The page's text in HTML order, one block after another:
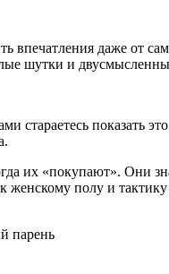
впечатления даже от
шутки и
стараетесь показать
их «покупают». Они
полу и